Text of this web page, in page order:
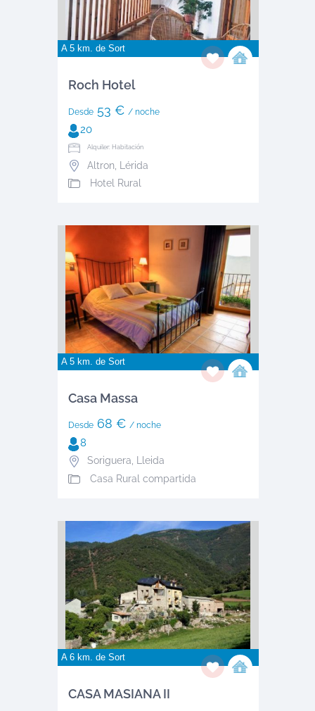
A 5 km. de Sort
Roch Hotel
Desde53 € / noche
20
Alquiler: Habitación
Altron
Lérida
Hotel Rural
A 5 km. de Sort
Casa Massa
Desde68 € / noche
8
Soriguera, Lleida
Casa Rural compartida
A 6 km. de Sort
CASA MASIANA II